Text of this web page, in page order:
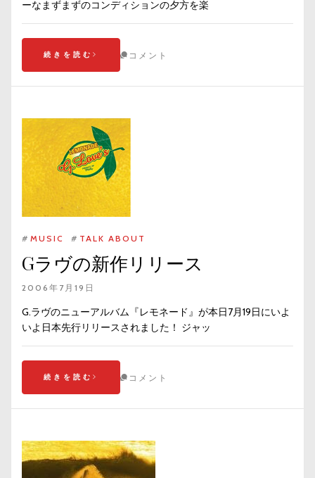
ーなまずまずのコンディションの夕方を楽
続きを読む コメント
# MUSIC # TALK ABOUT
Gラヴの新作リリース
2006年7月19日
G.ラヴのニューアルバム『レモネード』が本日7月19日にいよ
いよ日本先行リリースされました！ ジャッ
続きを読む コメント